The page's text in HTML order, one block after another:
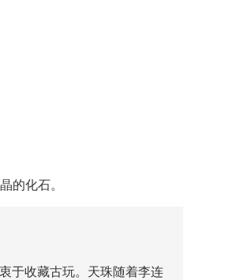
的化石。
于收藏古玩。天珠随着李连